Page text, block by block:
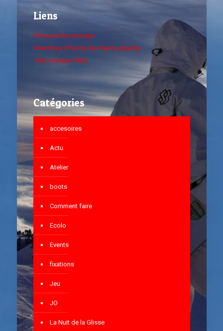
Liens
Annuaire de musique
Chambres d'hotes de charme giverny
RnB mixtape FREE
Catégories
accesoires
Actu
Atelier
boots
Comment faire
Ecolo
Events
fixations
Jeu
JO
La Nuit de la Glisse